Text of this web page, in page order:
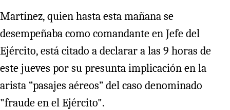
Martínez, quien hasta esta mañana se
desempeñaba como comandante en Jefe del
Ejército, está citado a declarar a las 9 horas de
este jueves por su presunta implicación en la
arista “pasajes aéreos” del caso denominado
"fraude en el Ejército".